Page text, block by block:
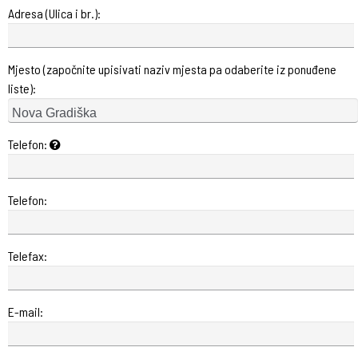
Adresa (Ulica i br.):
Mjesto (započnite upisivati naziv mjesta pa odaberite iz ponuđene
liste):
Telefon:
Telefon:
Telefax:
E-mail: